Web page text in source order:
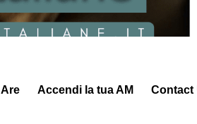
Accendi la tua AM Contact